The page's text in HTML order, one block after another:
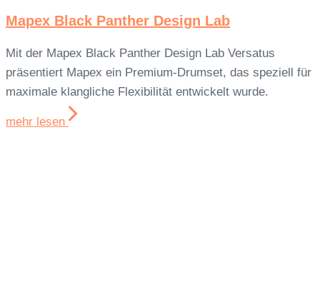
Mapex Black Panther Design Lab
Mit der Mapex Black Panther Design Lab Versatus
präsentiert Mapex ein Premium-Drumset, das speziell für
maximale klangliche Flexibilität entwickelt wurde.
mehr lesen